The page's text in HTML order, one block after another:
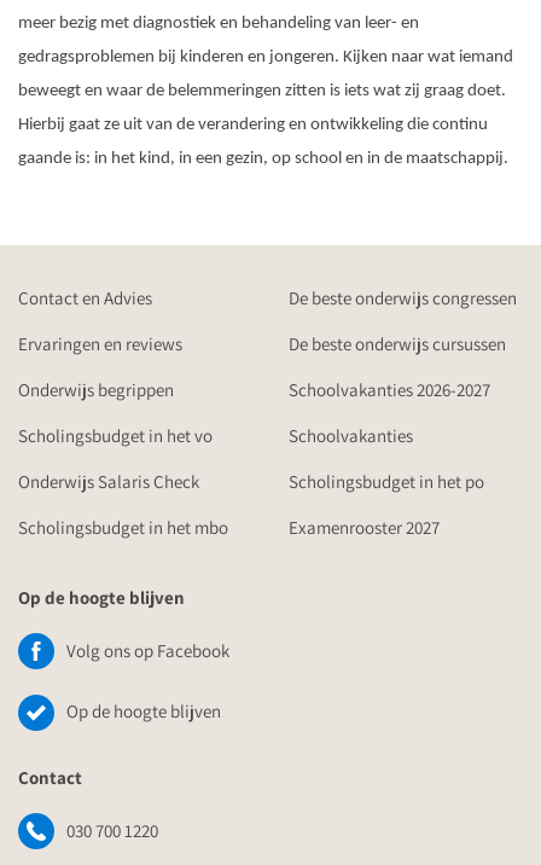
meer bezig met diagnostiek en behandeling van leer- en
gedragsproblemen bij kinderen en jongeren. Kijken naar wat iemand
beweegt en waar de belemmeringen zitten is iets wat zij graag doet.
Hierbij gaat ze uit van de verandering en ontwikkeling die continu
gaande is: in het kind, in een gezin, op school en in de maatschappij.
Contact en Advies
De beste onderwijs congressen
Ervaringen en reviews
De beste onderwijs cursussen
Onderwijs begrippen
Schoolvakanties 2026-2027
Scholingsbudget in het vo
Schoolvakanties
Onderwijs Salaris Check
Scholingsbudget in het po
Scholingsbudget in het mbo
Examenrooster 2027
Op de hoogte blijven
Volg ons op Facebook
Op de hoogte blijven
Contact
030 700 1220